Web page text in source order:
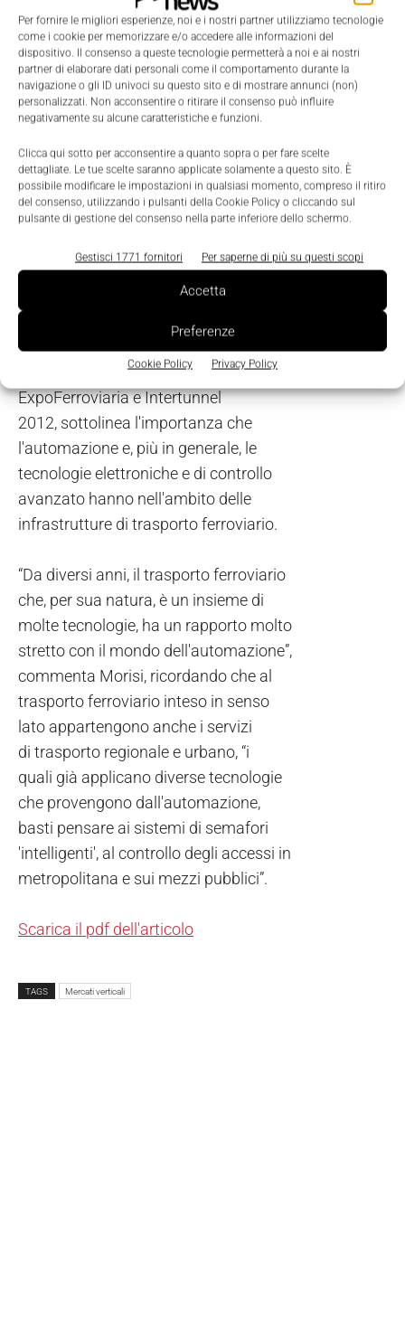
Per fornire le migliori esperienze, noi e i nostri partner utilizziamo tecnologie
come i cookie per memorizzare e/o accedere alle informazioni del
dispositivo. Il consenso a queste tecnologie permetterà a noi e ai nostri
partner di elaborare dati personali come il comportamento durante la
navigazione o gli ID univoci su questo sito e di mostrare annunci (non)
personalizzati. Non acconsentire o ritirare il consenso può influire
negativamente su alcune caratteristiche e funzioni.
Clicca qui sotto per acconsentire a quanto sopra o per fare scelte
dettagliate. Le tue scelte saranno applicate solamente a questo sito. È
possibile modificare le impostazioni in qualsiasi momento, compreso il ritiro
del consenso, utilizzando i pulsanti della Cookie Policy o cliccando sul
pulsante di gestione del consenso nella parte inferiore dello schermo.
Gestisci 1771 fornitori Per saperne di più su questi scopi
Accetta
Preferenze
Cookie Policy Privacy Policy
off erta e al clima internazionale che
viene a crearsi, le aziende possono
trovare nuove opportunità di business,
sia in Italia sia all'estero.
L'export, infatti, è un elemento
chiave per molte società e alle nostre
esposizioni ci assicuriamo che buyer
stranieri vengano a visitarci.
Trasporti e automazione,
Luigi Morisi, segretario generale
del Cifi, il Collegio degli Ingegneri
Ferroviari Italiani, che rientra nella
rosa di partner che promuovono
ExpoFerroviaria e Intertunnel
2012, sottolinea l'importanza che
l'automazione e, più in generale, le
tecnologie elettroniche e di controllo
avanzato hanno nell'ambito delle
infrastrutture di trasporto ferroviario.
“Da diversi anni, il trasporto ferroviario
che, per sua natura, è un insieme di
molte tecnologie, ha un rapporto molto
stretto con il mondo dell'automazione”,
commenta Morisi, ricordando che al
trasporto ferroviario inteso in senso
lato appartengono anche i servizi
di trasporto regionale e urbano, “i
quali già applicano diverse tecnologie
che provengono dall'automazione,
basti pensare ai sistemi di semafori
'intelligenti', al controllo degli accessi in
metropolitana e sui mezzi pubblici”.
Scarica il pdf dell'articolo
TAGS Mercati verticali